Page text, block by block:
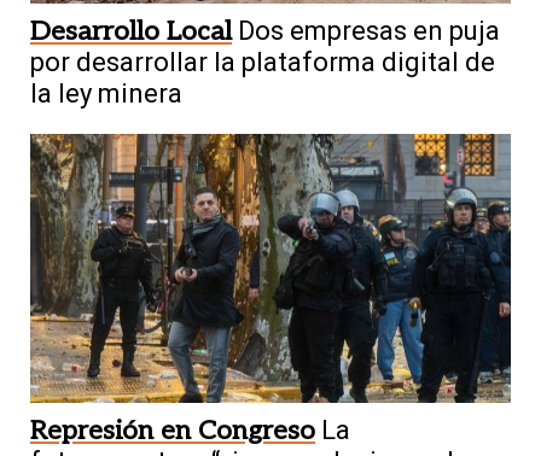
Desarrollo Local Dos empresas en puja
por desarrollar la plataforma digital de
la ley minera
Represión en Congreso La